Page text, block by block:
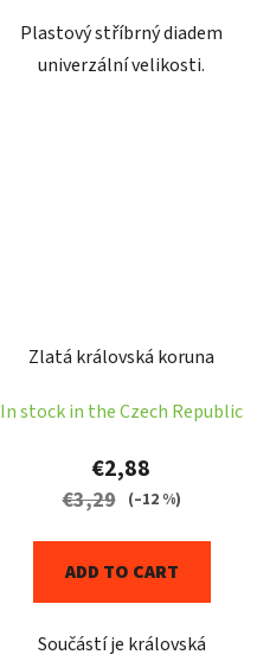
Plastový stříbrný diadem
univerzální velikosti.
Zlatá královská koruna
In stock in the Czech Republic
€2,88
€3,29 (–12 %)
ADD TO CART
Součástí je královská